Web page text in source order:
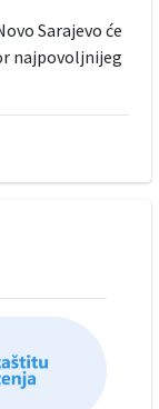
Sarajevo će
najpovoljnijeg